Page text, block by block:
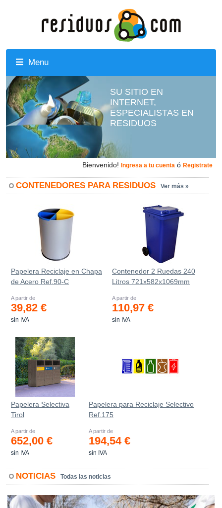
Menu
SU SITIO EN
INTERNET,
ESPECIALISTAS EN
RESIDUOS
Bienvenido! Ingresa a tu cuenta ó Registrate
CONTENEDORES PARA RESIDUOS Ver más »
Papelera Reciclaje en Chapa
de Acero Ref.90-C
A partir de
39,82 €
sin IVA
Contenedor 2 Ruedas 240
Litros 721х582х1069mm
A partir de
110,97 €
sin IVA
Papelera Selectiva
Tirol
A partir de
652,00 €
sin IVA
Papelera para Reciclaje Selectivo
Ref.175
A partir de
194,54 €
sin IVA
NOTICIAS Todas las noticias